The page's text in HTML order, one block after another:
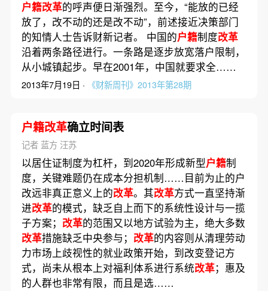
户籍改革的呼声便日渐强烈。至今，“能放的已经
放了，改不动的还是改不动”，前述接近决策部门
的知情人士告诉财新记者。 中国的户籍制度改革
沿着两条路径进行。一条路是逐步放宽落户限制，
从小城镇起步。早在2001年，中国就要求全……
2013年7月19日 · 《财新周刊》2013年第28期
户籍改革确立时间表
记者 蓝方 汪苏
以居住证制度为杠杆，到2020年形成新型户籍制
度，关键难题仍在成本分担机制……目前为止的户
改远非真正意义上的改革。其改革方式一直坚持渐
进改革的模式，缺乏自上而下的系统性设计与一揽
子方案； 改革的范围又以地方试验为主，绝大多数
改革措施缺乏中央参与； 改革的内容则从清理劳动
力市场上歧视性的就业政策开始，到改变登记方
式，尚未从根本上对福利体系进行系统改革；惠及
的人群也非常有限，而且是选……